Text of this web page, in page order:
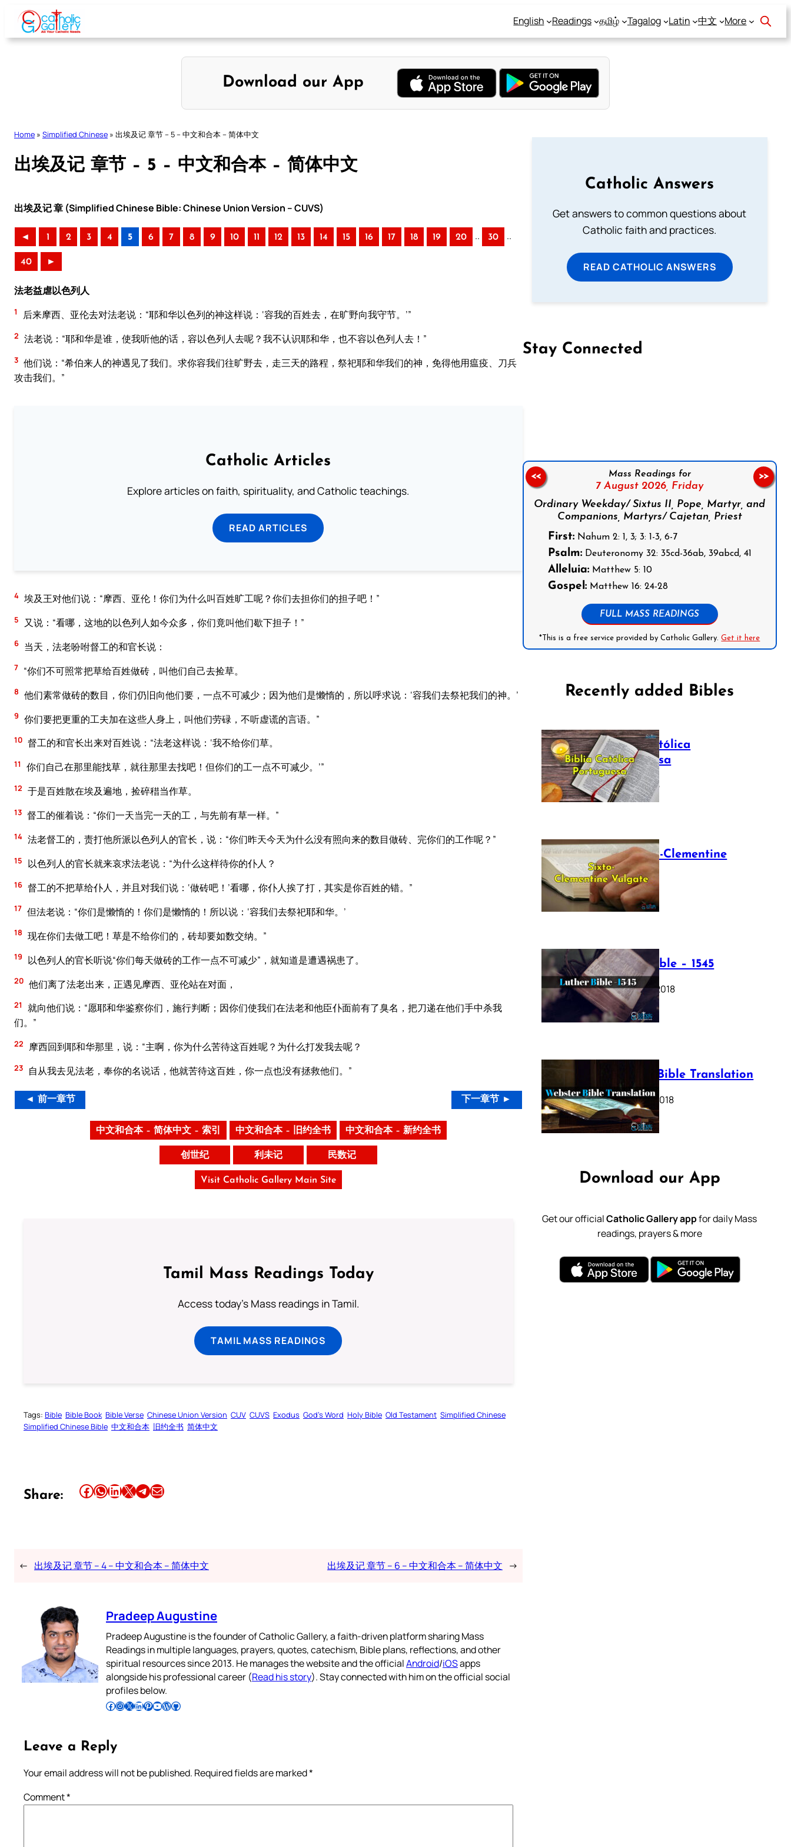
Skip
content
English Readings தமிழ் Tagalog Latin 中文 More
Download our App
Home » Simplified Chinese » 出埃及记 章节 – 5 – 中文和合本 – 简体中文
出埃及记 章节 – 5 – 中文和合本 – 简体中文
出埃及记 章 (Simplified Chinese Bible: Chinese Union Version – CUVS)
◄ 1 2 3 4 5 6 7 8 9 10 11 12 13 14 15 16 17 18 19 20 .. 30 ..
40 ►
法老益虐以色列人
1 后来摩西、亚伦去对法老说：“耶和华以色列的神这样说：‘容我的百姓去，在旷野向我守节。’”
2 法老说：“耶和华是谁，使我听他的话，容以色列人去呢？我不认识耶和华，也不容以色列人去！”
3 他们说：“希伯来人的神遇见了我们。求你容我们往旷野去，走三天的路程，祭祀耶和华我们的神，免得他用瘟疫、刀兵
攻击我们。”
Catholic Articles
Explore articles on faith, spirituality, and Catholic teachings.
READ ARTICLES
4 埃及王对他们说：“摩西、亚伦！你们为什么叫百姓旷工呢？你们去担你们的担子吧！”
5 又说：“看哪，这地的以色列人如今众多，你们竟叫他们歇下担子！”
6 当天，法老吩咐督工的和官长说：
7 “你们不可照常把草给百姓做砖，叫他们自己去捡草。
8 他们素常做砖的数目，你们仍旧向他们要，一点不可减少；因为他们是懒惰的，所以呼求说：‘容我们去祭祀我们的神。’
9 你们要把更重的工夫加在这些人身上，叫他们劳碌，不听虚谎的言语。”
10 督工的和官长出来对百姓说：“法老这样说：‘我不给你们草。
11 你们自己在那里能找草，就往那里去找吧！但你们的工一点不可减少。’”
12 于是百姓散在埃及遍地，捡碎稓当作草。
13 督工的催着说：“你们一天当完一天的工，与先前有草一样。”
14 法老督工的，责打他所派以色列人的官长，说：“你们昨天今天为什么没有照向来的数目做砖、完你们的工作呢？”
15 以色列人的官长就来哀求法老说：“为什么这样待你的仆人？
16 督工的不把草给仆人，并且对我们说：‘做砖吧！’看哪，你仆人挨了打，其实是你百姓的错。”
17 但法老说：“你们是懒惰的！你们是懒惰的！所以说：‘容我们去祭祀耶和华。’
18 现在你们去做工吧！草是不给你们的，砖却要如数交纳。”
19 以色列人的官长听说“你们每天做砖的工作一点不可减少”，就知道是遭遇祸患了。
20 他们离了法老出来，正遇见摩西、亚伦站在对面，
21
就向他们说：“愿耶和华鉴察你们，施行判断；因你们使我们在法老和他臣仆面前有了臭名，把刀递在他们手中杀我
们。”
22 摩西回到耶和华那里，说：“主啊，你为什么苦待这百姓呢？为什么打发我去呢？
23 自从我去见法老，奉你的名说话，他就苦待这百姓，你一点也没有拯救他们。”
◄ 前一章节 下一章节 ►
中文和合本 – 简体中文 – 索引 中文和合本 – 旧约全书 中文和合本 – 新约全书
创世纪 利未记 民数记
Visit Catholic Gallery Main Site
Tamil Mass Readings Today
Access today's Mass readings in Tamil.
TAMIL MASS READINGS
Tags: Bible Bible Book Bible Verse Chinese Union Version CUV CUVS Exodus God’s Word Holy Bible Old Testament Simplified Chinese
Simplified Chinese Bible 中文和合本 旧约全书 简体中文
Share: Share this article on Facebook Share this article on WhatsApp Share this article on LinkedIn Share this article on X Share this article on TelegramEmail this Article
← 出埃及记 章节 – 4 – 中文和合本 – 简体中文 出埃及记 章节 – 6 – 中文和合本 – 简体中文 →
Pradeep Augustine
Pradeep Augustine is the founder of Catholic Gallery, a faith-driven platform sharing Mass
Readings in multiple languages, prayers, quotes, catechism, Bible plans, reflections, and other
spiritual resources since 2013. He manages the website and the officialAndroid/iOSapps
alongside his professional career (Read his story). Stay connected with him on the official social
profiles below.
Follow Pradeep on Facebook Follow Pradeep on InstagramFollow Pradeep on X Follow Pradeep on LinkedIn Follow Pradeep on Pinterest Subscribe to Pradeep’s Youtube Channel Follow Pradeep on WordPress Follow Pradeep on GitHub
Leave a Reply
Your email address will not be published. Required fields are marked*
Comment*
Catholic Answers
Get answers to common questions about
Catholic faith and practices.
READ CATHOLIC ANSWERS
Stay Connected
Mass Readings for
7 August 2026, Friday
Ordinary Weekday/ Sixtus II, Pope, Martyr, and
Companions, Martyrs/ Cajetan, Priest
First:Nahum 2: 1, 3; 3: 1-3, 6-7
Psalm:Deuteronomy 32: 35cd-36ab, 39abcd, 41
Alleluia:Matthew 5: 10
Gospel:Matthew 16: 24-28
FULL MASS READINGS
*This is a free service provided by Catholic Gallery.Get it here
<< >>
Recently added Bibles
Bíblia Católica
Portuguesa
July 16, 2025
The Sixto-Clementine
Vulgate
July 12, 2025
Luther Bible – 1545
October 17, 2018
Webster Bible Translation
October 11, 2018
Download our App
Get our officialCatholic Gallery appfor daily Mass
readings, prayers & more